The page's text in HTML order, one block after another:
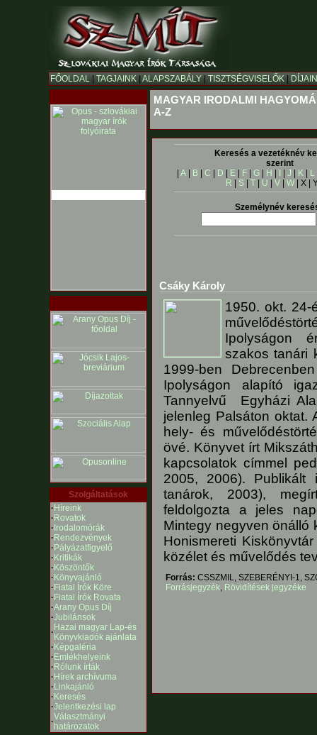
FŐOLDAL TAGJAINK ALAPSZABÁLY TISZTSÉGVISELŐK
Szolgáltatások
· Híreink
· Rovatok
· Irodalomórák
· Rendezvények
· Pályázatfigyelő
· Kritikák
· Köszöntők
· Könyvajánló
· Fiatal Írók Köre
· Fiatal Írók Rovata
·Arany Opus Díj
·Jubilánsok
· Hazai magyar Lap-és
Könyvkiadók ajánlata
· Képgaléria
· Emlékhelyeink
· Rólunk írták
· Hírek archívuma
· Linkajánló
· Keresés
·Jelentkezési lap
·Választmányi
határozatok
MAGYAR IRODALMI
A-Z
Keresés a vezetéknév
szerint
A B C D E F G H J K L
R
S T U V W | X |
Személynév
Csáky Károly
1950. okt. 24-
Ipolyságon
szakos tanári
1999-ben
Ipolyságon alapító
Tannyelvű Egyházi
jelenleg Palsáton oktat.
hely- és
övé. Könyvet írt
kapcsolatok címmel
2005, 2006). Publikált
tanárok, 2003),
feldolgozta a jeles
Mintegy negyven önálló
Honismereti
közélet és művelődés
Forrás: CSSZMIL, SZEBERÉNYI-1,
Forrásjegyzék, Rövidítések jegyzéke